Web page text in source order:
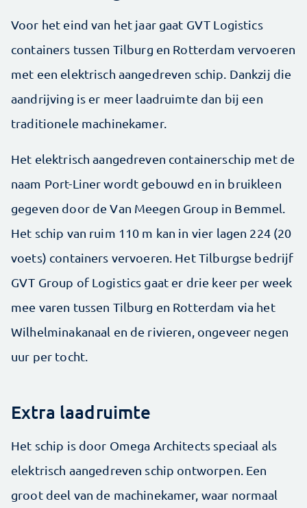
Voor het eind van het jaar gaat GVT Logistics
containers tussen Tilburg en Rotterdam vervoeren
met een elektrisch aangedreven schip. Dankzij die
aandrijving is er meer laadruimte dan bij een
traditionele machinekamer.
Het elektrisch aangedreven containerschip met de
naam Port-Liner wordt gebouwd en in bruikleen
gegeven door de Van Meegen Group in Bemmel.
Het schip van ruim 110 m kan in vier lagen 224 (20
voets) containers vervoeren. Het Tilburgse bedrijf
GVT Group of Logistics gaat er drie keer per week
mee varen tussen Tilburg en Rotterdam via het
Wilhelminakanaal en de rivieren, ongeveer negen
uur per tocht.
Extra laadruimte
Het schip is door Omega Architects speciaal als
elektrisch aangedreven schip ontworpen. Een
groot deel van de machinekamer, waar normaal